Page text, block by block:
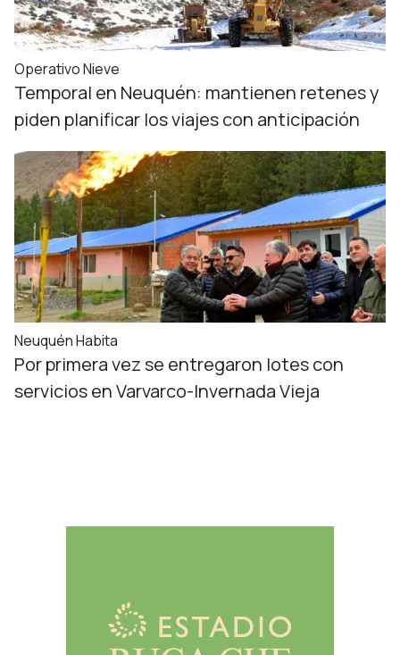
Operativo Nieve
Temporal en Neuquén: mantienen retenes y
piden planificar los viajes con anticipación
Neuquén Habita
Por primera vez se entregaron lotes con
servicios en Varvarco-Invernada Vieja